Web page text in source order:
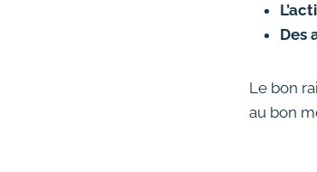
Des
Le bon
au bon